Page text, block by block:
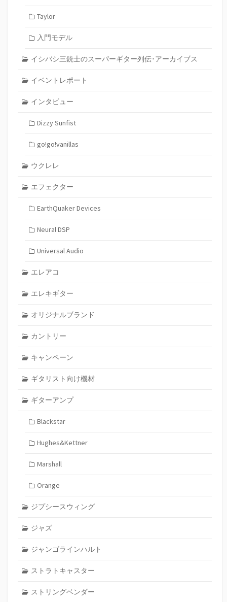
Taylor
入門モデル
イシバシ三銃士のスーパーギター列伝･アーカイブス
イベントレポート
インタビュー
Dizzy Sunfist
go!go!vanillas
ウクレレ
エフェクター
EarthQuaker Devices
Neural DSP
Universal Audio
エレアコ
エレキギター
オリジナルブランド
カントリー
キャンペーン
ギタリスト向け機材
ギターアンプ
Blackstar
Hughes&Kettner
Marshall
Orange
ジプシースウィング
ジャズ
ジャンゴラインハルト
ストラトキャスター
ストリングベンダー